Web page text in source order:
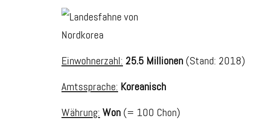
Einwohnerzahl: 25.5 Millionen (Stand: 2018)
Amtssprache: Koreanisch
Währung: Won (= 100 Chon)